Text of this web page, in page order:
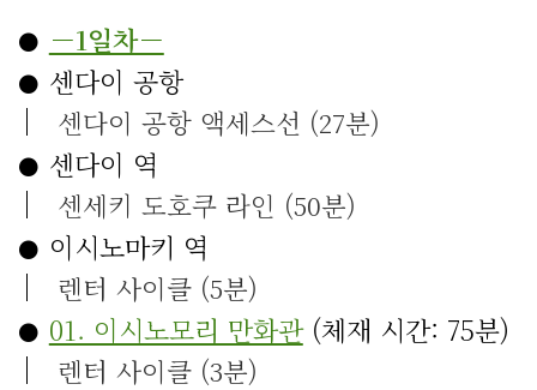
－1일차－
센다이 공항
센다이 공항 액세스선 (27분)
센다이 역
센세키 도호쿠 라인 (50분)
이시노마키 역
렌터 사이클 (5분)
01. 이시노모리 만화관(체재 시간: 75분)
렌터 사이클 (3분)